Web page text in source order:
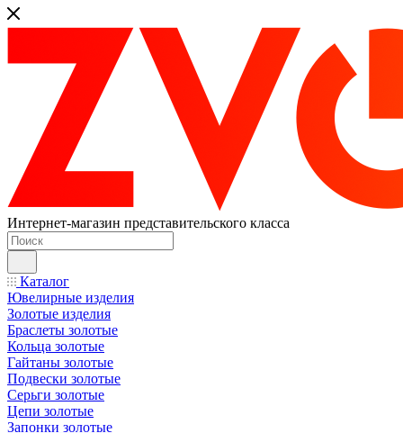
Интернет-магазин представительского класса
Каталог
Ювелирные изделия
Золотые изделия
Браслеты золотые
Кольца золотые
Гайтаны золотые
Подвески золотые
Серьги золотые
Цепи золотые
Запонки золотые